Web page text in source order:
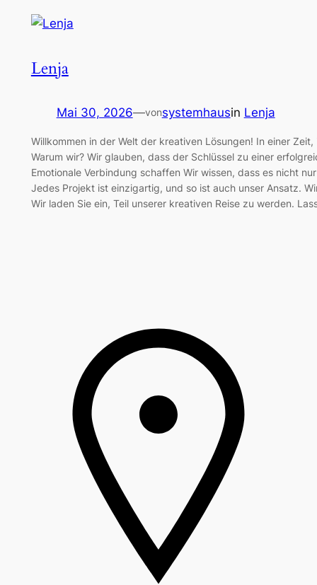
Lenja
Mai 30, 2026—vonsystemhausin Lenja
Willkommen in der Welt der kreativen Lösungen! In einer
Warum wir? Wir glauben, dass der Schlüssel zu einer
Emotionale Verbindung schaffen Wir wissen, dass es nicht
Jedes Projekt ist einzigartig, und so ist auch unser Ansatz.
Wir laden Sie ein, Teil unserer kreativen Reise zu werden.